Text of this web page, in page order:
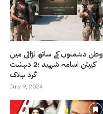
وطن دشمنوں کے ساتھ لڑائی میں
کیپٹن اسامہ شہید ؛2 دہشت
گرد ہلاک
July 9, 2024